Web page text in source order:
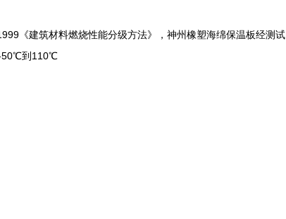
《建筑材料燃烧性能分级方法》，神州橡塑海绵保温板经测试
-50℃到110℃